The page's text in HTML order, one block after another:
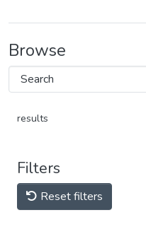
Browse
results
Filters
Reset filters